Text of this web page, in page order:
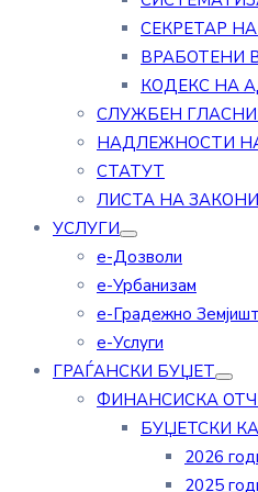
СЕКРЕТАР
ВРАБОТЕНИ
КОДЕКС НА
СЛУЖБЕН
НАДЛЕЖНОСТИ
СТАТУТ
ЛИСТА НА ЗАКОНИ
УСЛУГИ
е-Дозволи
е-Урбанизам
е-Градежно
е-Услуги
ГРАЃАНСКИ БУЏЕТ
ФИНАНСИСКА
БУЏЕТСКИ
2026
2025